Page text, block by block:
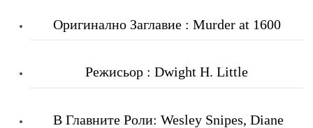
Оригинално Заглавие : Murder at 1600
Режисьор : Dwight H. Little
В Главните Роли: Wesley Snipes, Diane